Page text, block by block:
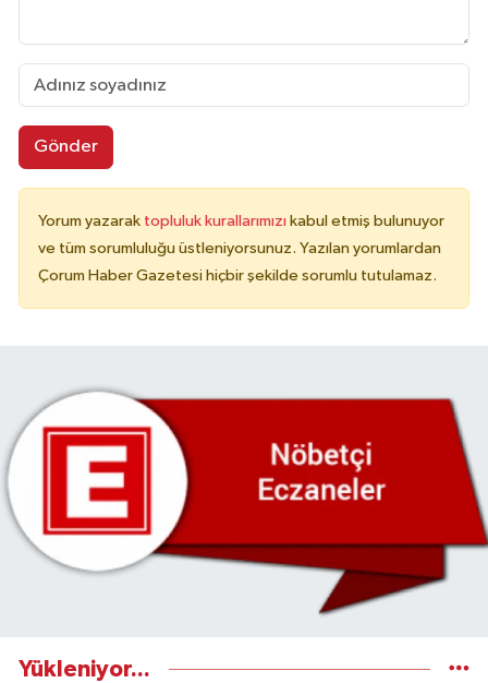
Gönder
Yorum yazarak topluluk kurallarımızı kabul etmiş bulunuyor
ve tüm sorumluluğu üstleniyorsunuz. Yazılan yorumlardan
Çorum Haber Gazetesi hiçbir şekilde sorumlu tutulamaz.
Yükleniyor...